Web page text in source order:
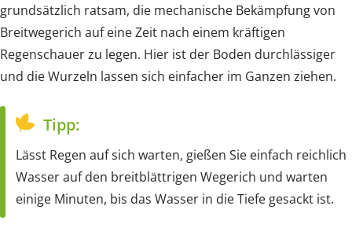
grundsätzlich ratsam, die mechanische Bekämpfung von
Breitwegerich auf eine Zeit nach einem kräftigen
Regenschauer zu legen. Hier ist der Boden durchlässiger
und die Wurzeln lassen sich einfacher im Ganzen ziehen.
Tipp:
Lässt Regen auf sich warten, gießen Sie einfach reichlich
Wasser auf den breitblättrigen Wegerich und warten
einige Minuten, bis das Wasser in die Tiefe gesackt ist.